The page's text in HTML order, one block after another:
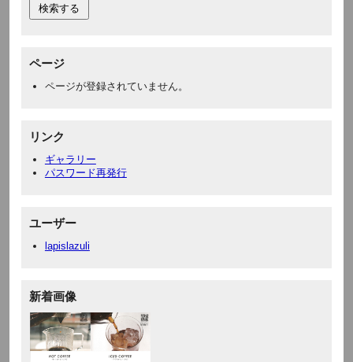
ページ
ページが登録されていません。
リンク
ギャラリー
パスワード再発行
ユーザー
lapislazuli
新着画像